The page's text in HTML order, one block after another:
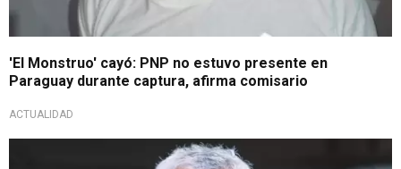
'El Monstruo' cayó: PNP no estuvo presente en
Paraguay durante captura, afirma comisario
ACTUALIDAD